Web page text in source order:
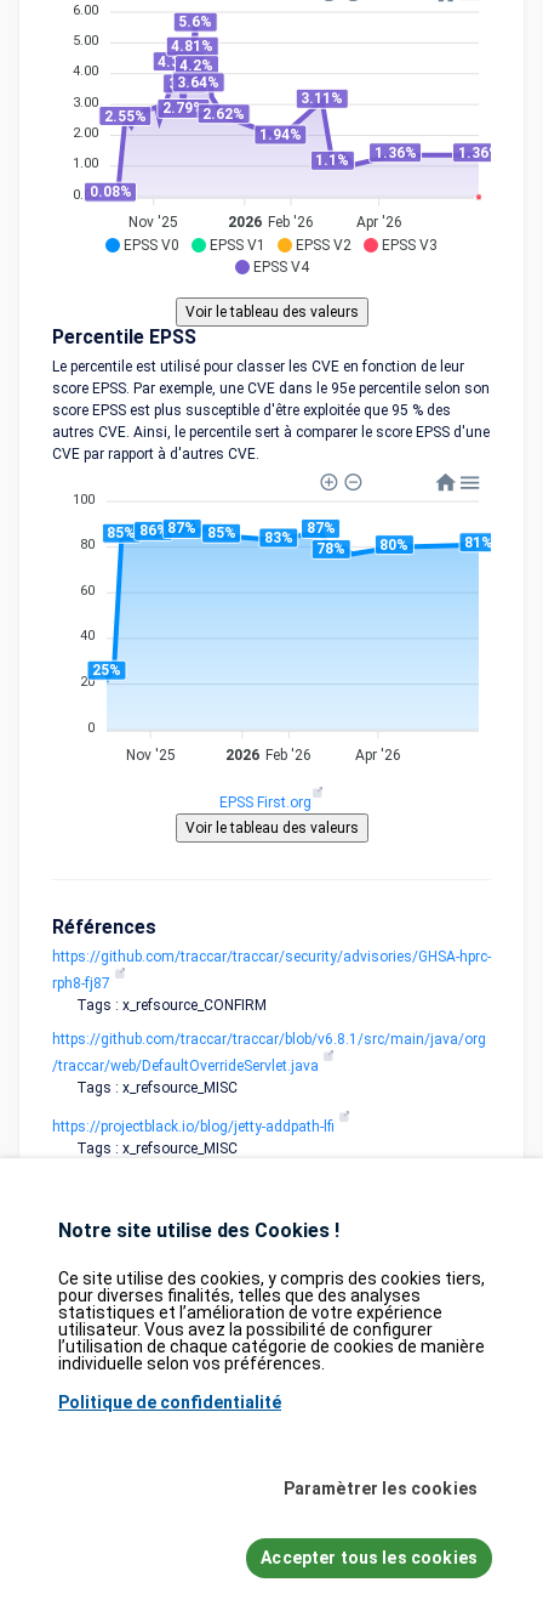
EPSS V0 EPSS V1 EPSS V2
EPSS V3
EPSS V4
6.00
5.00
4.00
3.00
2.00
1.00
0.000.08%
2.55%
4.32%
2.79%
3.6%
4.81%
5.6%
4.2%
3.64%
2.62%
1.94%
3.11%
1.1% 1.36% 1.36%
Nov '25 2026 Feb '26 Apr '26
Percentile EPSS
Le percentile est utilisé pour classer les CVE en fonction de leur
score EPSS. Par exemple, une CVE dans le 95e percentile selon son
score EPSS est plus susceptible d'être exploitée que 95 % des
autres CVE. Ainsi, le percentile sert à comparer le score EPSS d'une
CVE par rapport à d'autres CVE.
100
80
60
40
20
0
25%
85% 86%87% 85% 83%
87%
78%
80% 81%
Nov '25 2026 Feb '26 Apr '26
EPSS First.org
Références
https://github.com/traccar/traccar/security/advisories/GHSA-hprc-
rph8-fj87
Tags : x_refsource_CONFIRM
https://github.com/traccar/traccar/blob/v6.8.1/src/main/java/org
/traccar/web/DefaultOverrideServlet.java
Tags : x_refsource_MISC
https://projectblack.io/blog/jetty-addpath-lfi
Tags : x_refsource_MISC
2026© tesweb SA, bexxo Cyber Security
Database
Partners
GDPR Contact Purchase
National Vulnerability Database (NVD). Le catalogue
. Enfin, les données relatives aux faiblesses logicielles
(CWE) et aux schémas d'attaque courants (CAPEC) sont maintenues par
Notre site utilise des Cookies !
Ce site utilise des cookies, y compris des cookies tiers,
pour diverses finalités, telles que des analyses
statistiques et l’amélioration de votre expérience
utilisateur. Vous avez la possibilité de configurer
l’utilisation de chaque catégorie de cookies de manière
individuelle selon vos préférences.
Politique de confidentialité
Paramètrer les cookies
Accepter tous les cookies